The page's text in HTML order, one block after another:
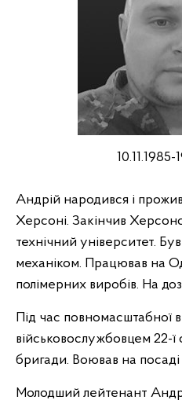
10.11.1985-
Андрій народився і
Херсоні. Закінчив
технічний університет.
механіком. Працював на
полімерних виробів. На
Під час повномасштабної
військовослужбовцем 22-ї
бригади. Воював на
Молодший лейтенант